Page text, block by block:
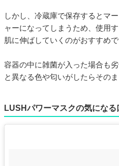
しかし、冷蔵庫で保存するとマ
ャーになってしまうため、使用
肌に伸ばしていくのがおすすめで
容器の中に雑菌が入った場合も
と異なる色や匂いがしたらその
LUSHパワーマスクの気になる